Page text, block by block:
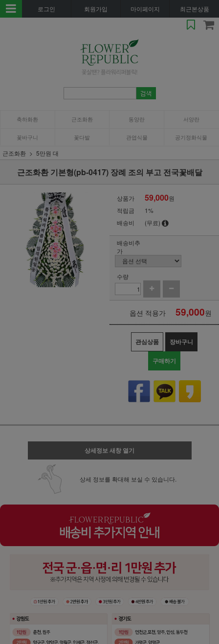
로그인 회원가입 마이페이지 최근본상품
축하화환 근조화환 동양란 서양란
꽃바구니 꽃다발 관엽식물 공기정화식물
근조화환 5만원 대
근조화환 기본형(pb-0417) 장례 조의 부고 전국꽃배달
상품가 59,000원
적립금
1%
배송비
(무료)
배송비추
가
수량
옵션 적용가 59,000원
관심상품 장바구니
구매하기
상세정보 새창 열기
상세 정보를 확대해 보실 수 있습니다.